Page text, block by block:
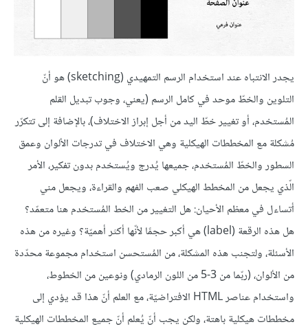
يجدر الانتباه عند استخدام الرسم التمهيدي (sketching) هو أنّ
التلوين والخطّ موحد في كامل الرسم (يعني، وجوب تبديل القلم
المُستخدم، أو تغيير خطّ اليد من أجل إبراز الاختلاف)، بالإضافة إلى تتكرّر
مُشكلة مع المخططات الهيكلية وهي الاختلاف في تدرجات الألوان وعمق
السطور والخطّ المُستخدم، جميعها يُدرج ويُستخدم بدون تفكير، الأمر
الّذي يجعل من المخطط الهيكلي صعب الفهم والقراءة، ويجعل مني
أتساءل في معظم الأحيان: هل التغيير من الخط المُستخدم هنا متعمّد؟
هل هذه الرقعة (label) هي أكبر حجمًا لأنّها أكثر أهميّة؟ وغيره من هذه
الأسئلة، ولتجنب هذه المشكلة، من المُستحسن استخدام مجموعة محدّدة
من الألوان، (ربّما من 3-5 من اللون الرمادي) ونوعين من الخطوط،
واستخدام عناصر HTML الافتراضيّة، مع العلم أنّ هذا قد يؤدي إلى
مخططات هيكلية باهتة، ولكن يجب أنّ يُعلم أنّ جميع المخططات الهيكلية